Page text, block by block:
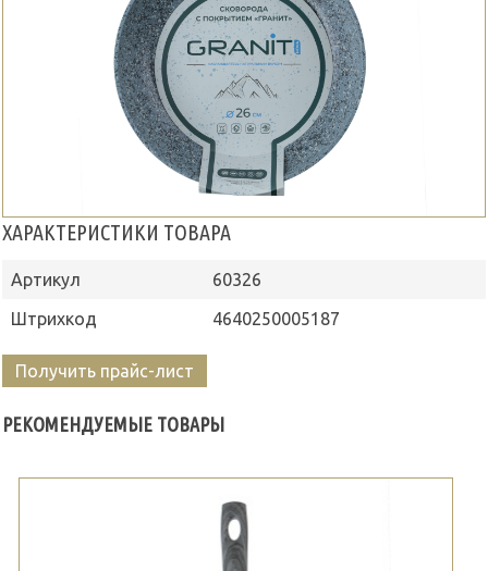
ХАРАКТЕРИСТИКИ ТОВАРА
Артикул
60326
Штрихкод
4640250005187
Получить прайс-лист
РЕКОМЕНДУЕМЫЕ ТОВАРЫ